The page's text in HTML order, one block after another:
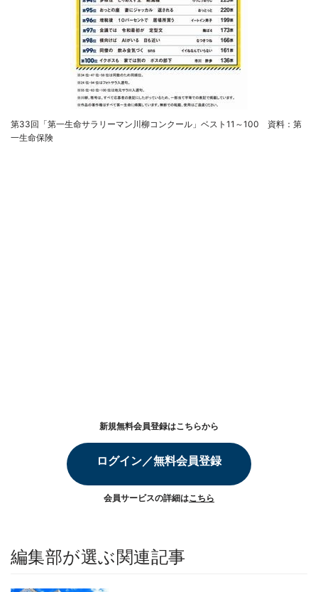
第33回「第一生命サラリーマン川柳コンクール」ベスト11～100 資料：第
一生命保険
新規無料会員登録はこちらから
ログイン／無料会員登録
会員サービスの詳細はこちら
編集部が選ぶ関連記事